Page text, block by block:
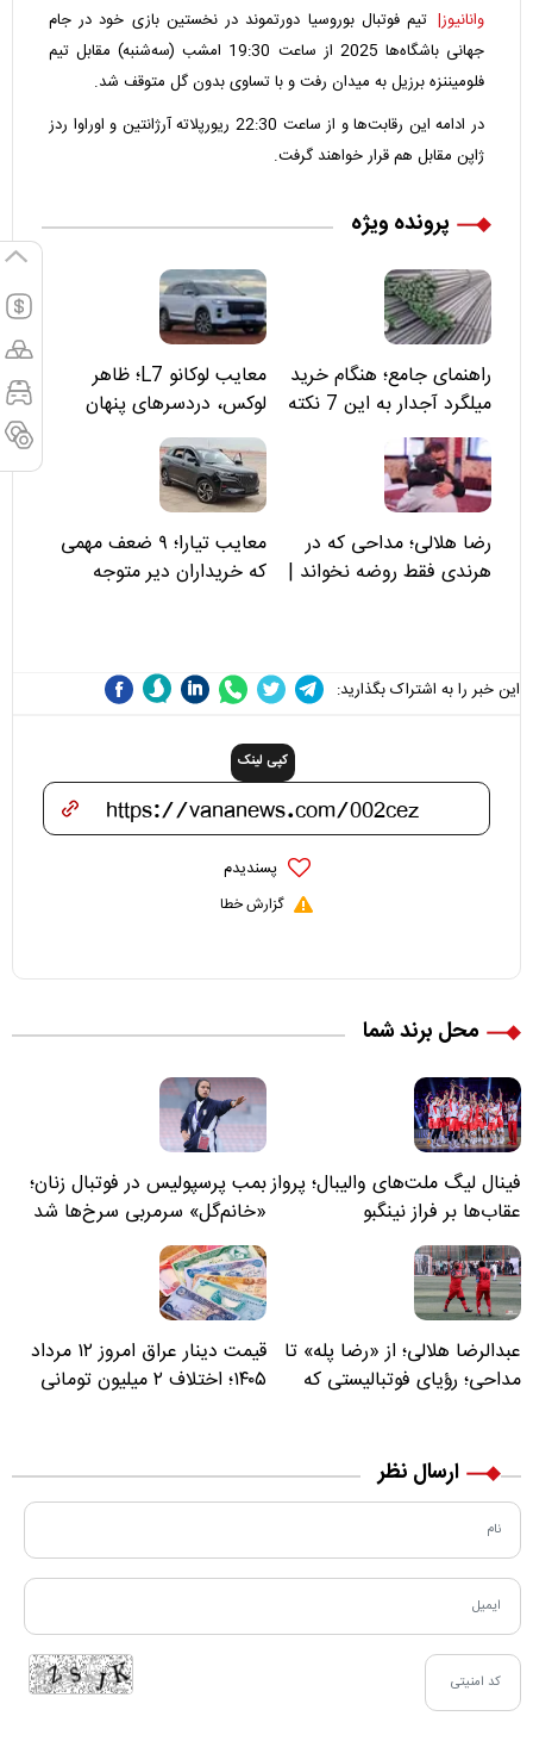
وانانیوز| تیم فوتبال بوروسیا دورتموند در نخستین بازی خود در جام
جهانی باشگاه‌ها 2025 از ساعت 19:30 امشب (سه‌شنبه) مقابل تیم
فلومیننزه برزیل به میدان رفت و با تساوی بدون گل متوقف شد.
در ادامه این رقابت‌ها و از ساعت 22:30 ریورپلاته آرژانتین و اوراوا ردز
ژاپن مقابل هم قرار خواهند گرفت.
پرونده ویژه
راهنمای جامع؛ هنگام خرید
میلگرد آجدار به این 7 نکته
توجه کنید
معایب لوکانو L7؛ ظاهر
لوکس، دردسرهای پنهان
رضا هلالی؛ مداحی که در
هرندی فقط روضه نخواند |
معایب تیارا؛ ۹ ضعف مهمی
که خریداران دیر متوجه
این خبر را به اشتراک بگذارید:
کپی لینک
پسندیدم
گزارش خطا
محل برند شما
فینال لیگ ملت‌های والیبال؛ پرواز
عقاب‌ها بر فراز نینگبو
بمب پرسپولیس در فوتبال زنان؛
«خانم‌گل» سرمربی سرخ‌ها شد
عبدالرضا هلالی؛ از «رضا پله» تا
مداحی؛ رؤیای فوتبالیستی که
قیمت دینار عراق امروز ۱۲ مرداد
۱۴۰۵؛ اختلاف ۲ میلیون تومانی
ارسال نظر